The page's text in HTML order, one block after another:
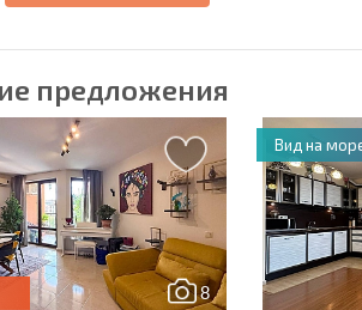
предложения
8
Вид на